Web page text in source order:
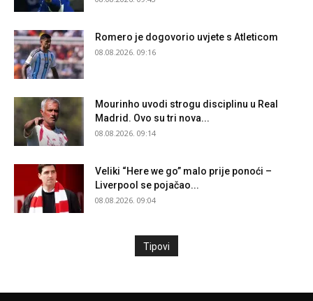
Romero je dogovorio uvjete s Atleticom
08.08.2026. 09:16
Mourinho uvodi strogu disciplinu u Real
Madrid. Ovo su tri nova...
08.08.2026. 09:14
Veliki “Here we go” malo prije ponoći –
Liverpool se pojačao...
08.08.2026. 09:04
Tipovi